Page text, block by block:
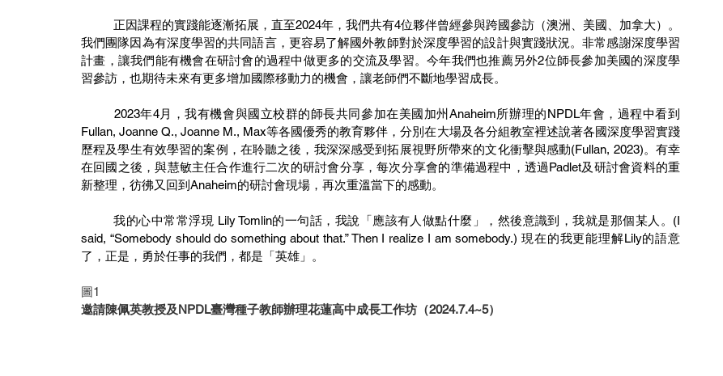
我們團隊因為有深度學習的共同語言，更容易了解國外教師對於深度學習的設計與實踐狀況。非常感謝深度學習
計畫，讓我們能有機會在研討會的過程中做更多的交流及學習。今年我們也推薦另外2位師長參加美國的深度學
習參訪，也期待未來有更多增加國際移動力的機會，讓老師們不斷地學習成長。
Fullan, Joanne Q., Joanne M., Max等各國優秀的教育夥伴，分別在大場及各分組教室裡述說著各國深度學習實踐
歷程及學生有效學習的案例，在聆聽之後，我深深感受到拓展視野所帶來的文化衝擊與感動(Fullan, 2023)。有幸
在回國之後，與慧敏主任合作進行二次的研討會分享，每次分享會的準備過程中，透過Padlet及研討會資料的重
新整理，彷彿又回到Anaheim的研討會現場，再次重溫當下的感動。
	我的心中常常浮現 Lily Tomlin的一句話，我說「應該有人做點什麼」，然後意識到，我就是那個某人。(I
said, “Somebody should do something about that.” Then I realize I am somebody.) 現在的我更能理解Lily的語意
了，正是，勇於任事的我們，都是「英雄」。
圖1
邀請陳佩英教授及NPDL臺灣種子教師辦理花蓮高中成長工作坊（2024.7.4~5）